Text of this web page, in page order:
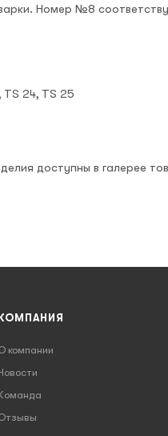
Номер №8
24, TS 25
доступны в галерее
КОМПАНИЯ
компании